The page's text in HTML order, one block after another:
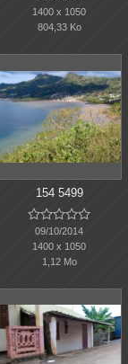
1400 x 1050
804,33 Ko
154 5499

09/10/2014
1400 x 1050
1,12 Mo